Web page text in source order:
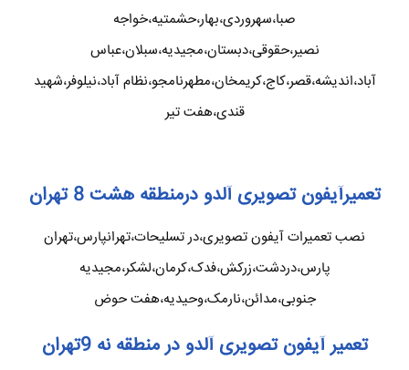
صبا،سهروردی،بهار،حشمتیه،خواجه
نصیر،حقوقی،دبستان،مجیدیه،سبلان،عباس
آباد،اندیشه،قصر،کاج،کریمخان،مطهرنامجو،نظام آباد،نیلوفر،شهید
قندی،هفت تیر
تعمیرآیفون تصویری آلدو درمنطقه هشت 8 تهران
نصب تعمیرات آیفون تصویری،در تسلیحات،تهرانپارس،تهران
پارس،دردشت،زرکش،فدک،کرمان،لشکر،مجیدیه
جنوبی،مدائن،نارمک،وحیدیه،هفت حوض
تعمیر آیفون تصویری آلدو در منطقه نه 9تهران